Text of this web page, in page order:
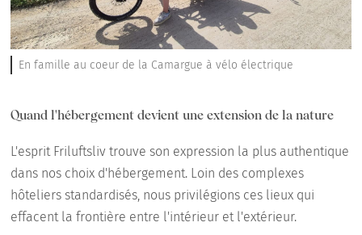
En famille au coeur de la Camargue à vélo électrique
Quand l'hébergement devient une extension de la nature
L'esprit Friluftsliv trouve son expression la plus authentique
dans nos choix d'hébergement. Loin des complexes
hôteliers standardisés, nous privilégions ces lieux qui
effacent la frontière entre l'intérieur et l'extérieur.